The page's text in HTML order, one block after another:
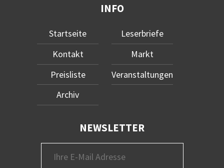
INFO
Startseite
Kontakt
Preisliste
Archiv
Leserbriefe
Markt
Veranstaltungen
NEWSLETTER